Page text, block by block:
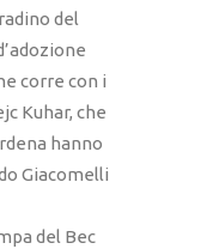
del
corre con i
Kuhar, che
hanno
Giacomelli
del Bec